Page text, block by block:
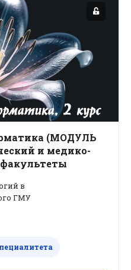
(МОДУЛЬ
и медико-
в
ГМУ